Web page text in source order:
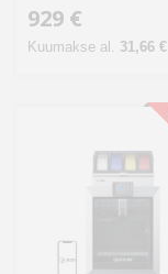
929 €
Kuumakse al. 31,66 €